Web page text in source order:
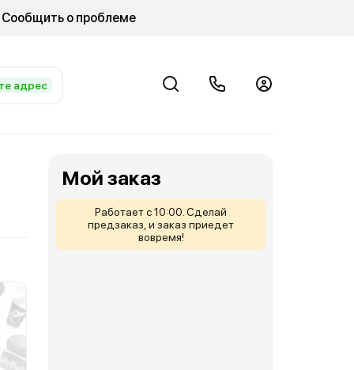
Сообщить о проблеме
адрес
Мой заказ
Работает с 10:00. Сделай
предзаказ, и заказ приедет
вовремя!